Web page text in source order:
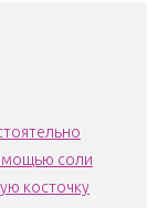
соли
косточку